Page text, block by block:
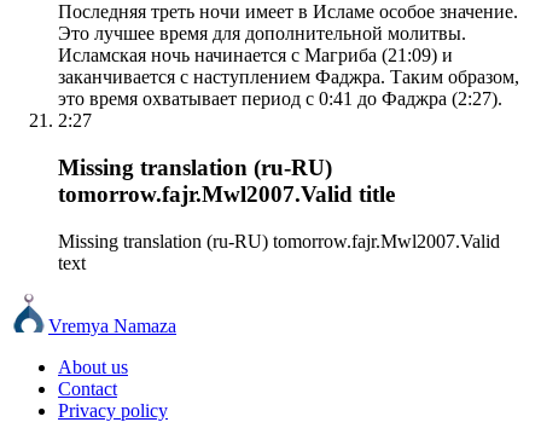
Последняя треть ночи имеет в Исламе особое значение.
Это лучшее время для дополнительной молитвы.
Исламская ночь начинается с Магриба (21:09) и
заканчивается с наступлением Фаджра. Таким образом,
это время охватывает период с 0:41 до Фаджра (2:27).
2:27
Missing translation (ru-RU)
tomorrow.fajr.Mwl2007.Valid title
Missing translation (ru-RU) tomorrow.fajr.Mwl2007.Valid
text
Vremya Namaza
About us
Contact
Privacy policy